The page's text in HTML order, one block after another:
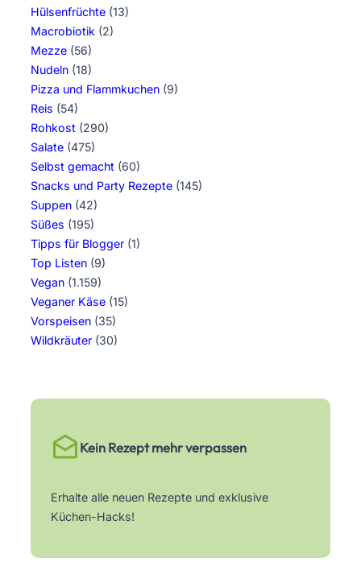
Hülsenfrüchte (13)
Macrobiotik (2)
Mezze (56)
Nudeln (18)
Pizza und Flammkuchen (9)
Reis (54)
Rohkost (290)
Salate (475)
Selbst gemacht (60)
Snacks und Party Rezepte (145)
Suppen (42)
Süßes (195)
Tipps für Blogger (1)
Top Listen (9)
Vegan (1.159)
Veganer Käse (15)
Vorspeisen (35)
Wildkräuter (30)
Kein Rezept mehr verpassen
Erhalte alle neuen Rezepte und exklusive
Küchen-Hacks!